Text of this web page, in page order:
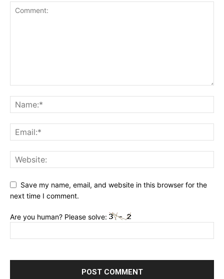
Save my name, email, and website in this browser for the
next time I comment.
Are you human? Please solve: